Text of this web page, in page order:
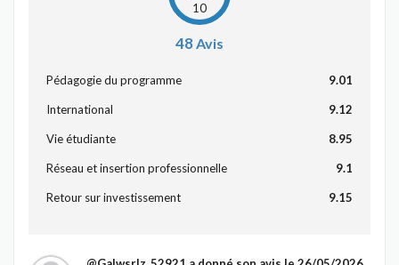
10
48Avis
Pédagogie du programme 9.01
International 9.12
Vie étudiante 8.95
Réseau et insertion professionnelle 9.1
Retour sur investissement 9.15